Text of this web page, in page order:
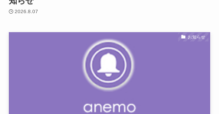
2026.8.07
お知らせ